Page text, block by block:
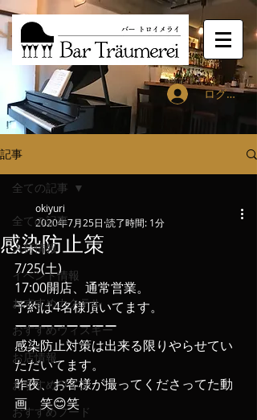
ログイン
記事
全ての記事
入荷情報
イベント情報
おすすめカクテル
おすすめウィスキー
お店情報
おすすめワイン
おすすめフード
全ての記事
感染防止策
okiyuri
2020年7月25日 読了時間: 1分
7/25(土)
17:00開店、通常営業。
予約は4名様頂いてます。
ーーーーーーーー
感染防止対策は出来る限りやらせてい
ただいてます。
昨夜、お客様が撮ってくださってた動
画　笑😊笑